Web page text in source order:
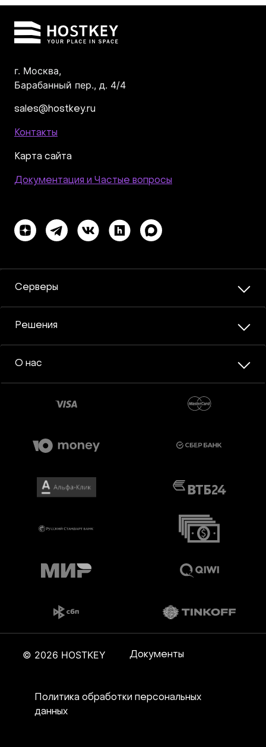
г. Москва,
Барабанный пер., д. 4/4
sales@hostkey.ru
Контакты
Карта сайта
Документация и Частые вопросы
Серверы
Решения
О нас
© 2026 HOSTKEY Документы
Политика обработки персональных
данных